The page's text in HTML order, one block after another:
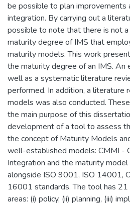
be possible to plan improvements
integration. By carrying out a
possible to note that there is not
maturity degree of IMS that
maturity models. This work
the maturity degree of an IMS. An
well as a systematic literature
performed. In addition, a literature
models was also conducted.
the main purpose of this
development of a tool to assess
the concept of Maturity Models
well-established models: CMMI -
Integration and the maturity
alongside ISO 9001, ISO 14001,
16001 standards. The tool has
areas: (i) policy, (ii) planning, (iii)